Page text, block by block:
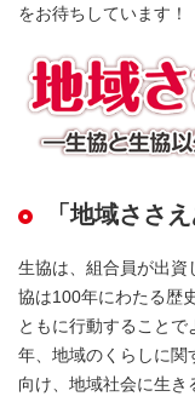
をお待ちしています！
「地域ささ
生協は、組合員が出資
協は100年にわたる歴
ともに行動すること
年、地域のくらしに関
向け、地域社会に生き